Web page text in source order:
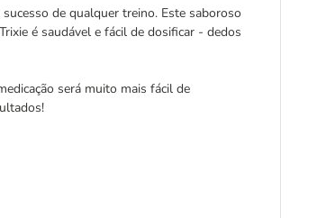
de qualquer treino. Este saboroso
é saudável e fácil de dosificar - dedos
será muito mais fácil de